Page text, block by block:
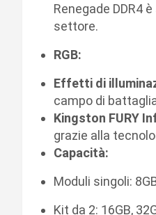
Renegade DDR4
settore.
RGB:
Effetti di
campo di
Kingston FURY
grazie alla
Capacità:
Moduli singoli:
Kit da 2: 16GB,